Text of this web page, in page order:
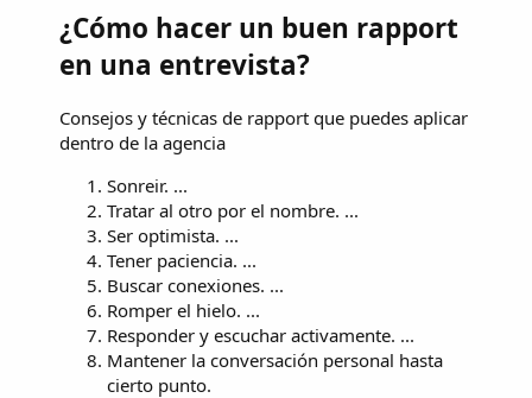
¿Cómo hacer un buen rapport
en una entrevista?
Consejos y técnicas de rapport que puedes aplicar
dentro de la agencia
Sonreir. ...
Tratar al otro por el nombre. ...
Ser optimista. ...
Tener paciencia. ...
Buscar conexiones. ...
Romper el hielo. ...
Responder y escuchar activamente. ...
Mantener la conversación personal hasta
cierto punto.